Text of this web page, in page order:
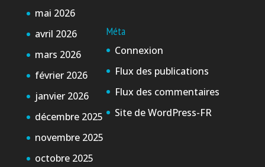
mai 2026
avril 2026
mars 2026
février 2026
janvier 2026
décembre 2025
novembre 2025
octobre 2025
Méta
Connexion
Flux des publications
Flux des commentaires
Site de WordPress-FR